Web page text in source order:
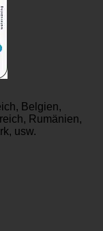
Belgien,
Rumänien,
usw.